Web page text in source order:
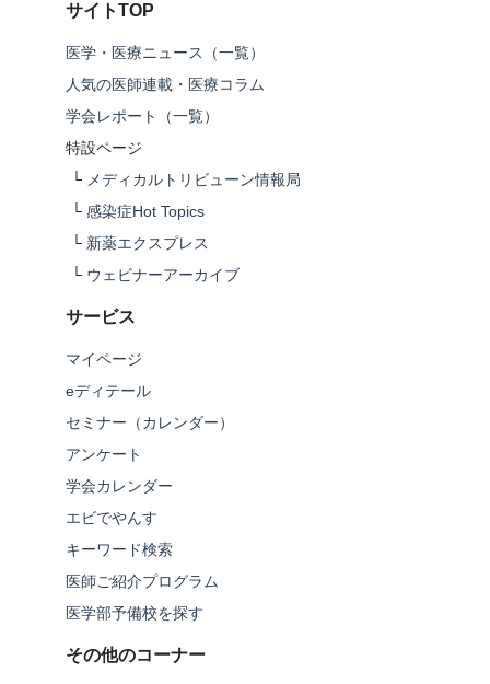
サイトTOP
医学・医療ニュース（一覧）
人気の医師連載・医療コラム
学会レポート（一覧）
特設ページ
└ メディカルトリビューン情報局
└ 感染症Hot Topics
└ 新薬エクスプレス
└ ウェビナーアーカイブ
サービス
マイページ
eディテール
セミナー（カレンダー）
アンケート
学会カレンダー
エビでやんす
キーワード検索
医師ご紹介プログラム
医学部予備校を探す
その他のコーナー